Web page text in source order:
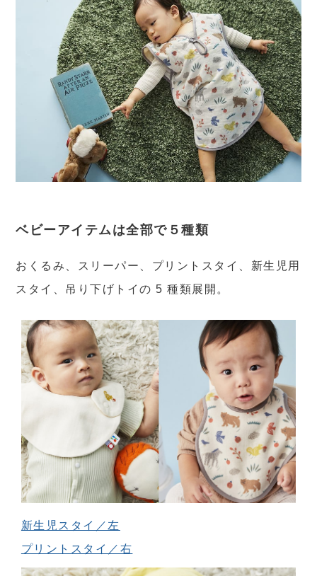
ベビーアイテムは全部で５種類
おくるみ、スリーパー、プリントスタイ、新生児用
スタイ、吊り下げトイの 5 種類展開。
新生児スタイ／左
プリントスタイ／右